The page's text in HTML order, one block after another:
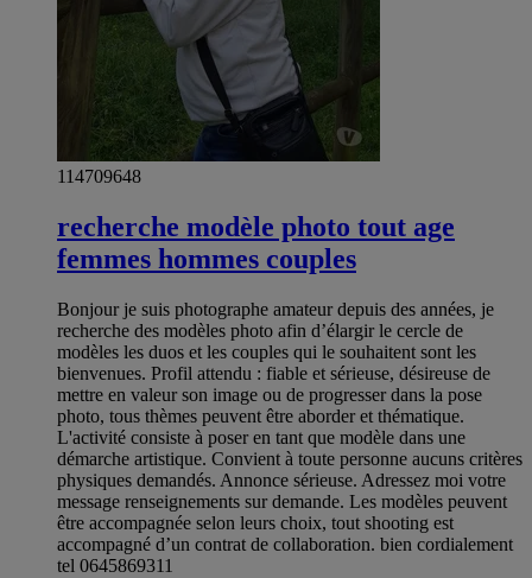
114709648
recherche modèle photo tout age
femmes hommes couples
Bonjour je suis photographe amateur depuis des années, je
recherche des modèles photo afin d’élargir le cercle de
modèles les duos et les couples qui le souhaitent sont les
bienvenues. Profil attendu : fiable et sérieuse, désireuse de
mettre en valeur son image ou de progresser dans la pose
photo, tous thèmes peuvent être aborder et thématique.
L'activité consiste à poser en tant que modèle dans une
démarche artistique. Convient à toute personne aucuns critères
physiques demandés. Annonce sérieuse. Adressez moi votre
message renseignements sur demande. Les modèles peuvent
être accompagnée selon leurs choix, tout shooting est
accompagné d’un contrat de collaboration. bien cordialement
tel 0645869311